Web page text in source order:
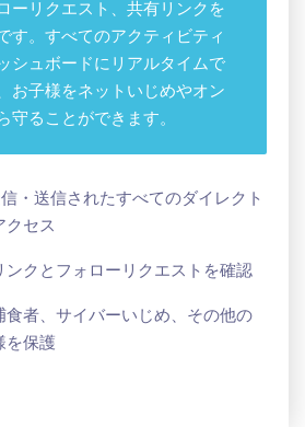
ーリクエスト、共有リンクを
す。すべてのアクティビティ
シュボードにリアルタイムで
お子様をネットいじめやオン
守ることができます。
・送信されたすべてのダイレクト
クセス
ンクとフォローリクエストを確認
食者、サイバーいじめ、その他の
を保護